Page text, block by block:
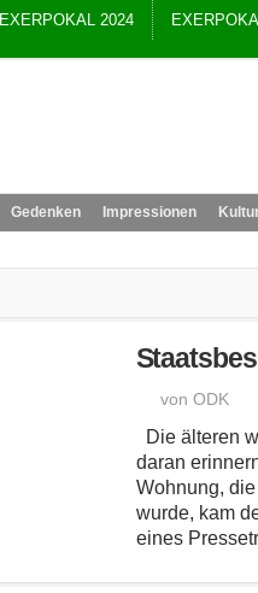
EXERPOKAL 2024
Gedenken Impressionen
von ODK
Die älteren
daran
Wohnung,
wurde, kam
eines